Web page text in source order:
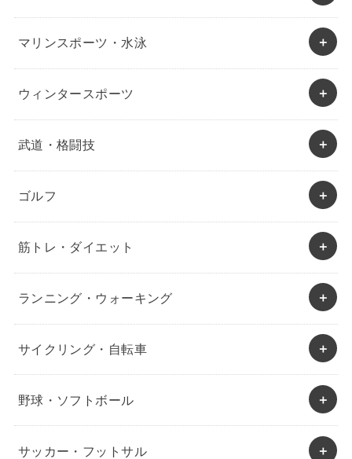
マリンスポーツ・水泳
ウィンタースポーツ
武道・格闘技
ゴルフ
筋トレ・ダイエット
ランニング・ウォーキング
サイクリング・自転車
野球・ソフトボール
サッカー・フットサル